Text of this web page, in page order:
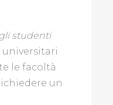
studenti
le facoltà
un